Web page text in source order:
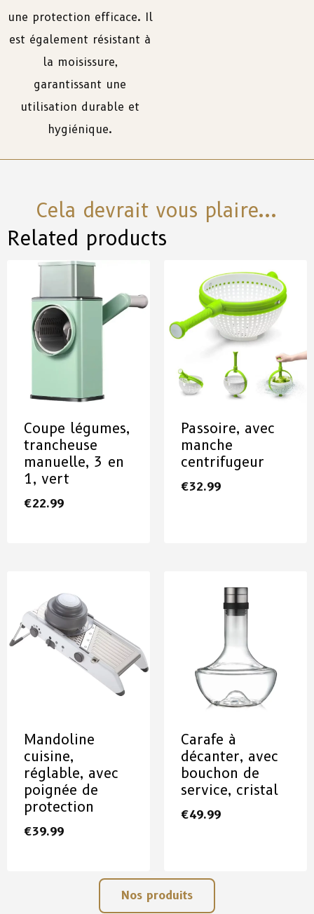
une protection efficace. Il
est également résistant à
la moisissure,
garantissant une
utilisation durable et
hygiénique.
Cela devrait vous plaire...
Related products
Coupe légumes,
trancheuse
manuelle, 3 en
1, vert
€22.99
Passoire, avec
manche
centrifugeur
€32.99
Mandoline
cuisine,
réglable, avec
poignée de
protection
€39.99
Carafe à
décanter, avec
bouchon de
service, cristal
€49.99
Nos produits